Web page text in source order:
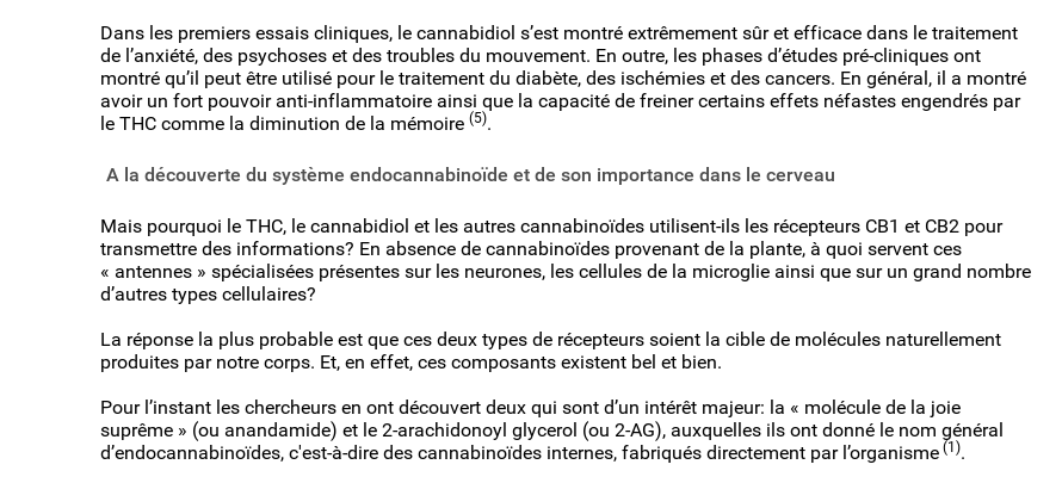
Dans les premiers essais cliniques, le cannabidiol s’est montré extrêmement sûr et efficace dans le traitement
de l’anxiété, des psychoses et des troubles du mouvement. En outre, les phases d’études pré-cliniques ont
montré qu’il peut être utilisé pour le traitement du diabète, des ischémies et des cancers. En général, il a montré
avoir un fort pouvoir anti-inflammatoire ainsi que la capacité de freiner certains effets néfastes engendrés par
le THC comme la diminution de la mémoire (5).
A la découverte du système endocannabinoïde et de son importance dans le cerveau
Mais pourquoi le THC, le cannabidiol et les autres cannabinoïdes utilisent-ils les récepteurs CB1 et CB2 pour
transmettre des informations? En absence de cannabinoïdes provenant de la plante, à quoi servent ces
« antennes » spécialisées présentes sur les neurones, les cellules de la microglie ainsi que sur un grand nombre
d’autres types cellulaires?
La réponse la plus probable est que ces deux types de récepteurs soient la cible de molécules naturellement
produites par notre corps. Et, en effet, ces composants existent bel et bien.
Pour l’instant les chercheurs en ont découvert deux qui sont d’un intérêt majeur: la « molécule de la joie
suprême » (ou anandamide) et le 2-arachidonoyl glycerol (ou 2-AG), auxquelles ils ont donné le nom général
d’endocannabinoïdes, c'est-à-dire des cannabinoïdes internes, fabriqués directement par l’organisme (1).